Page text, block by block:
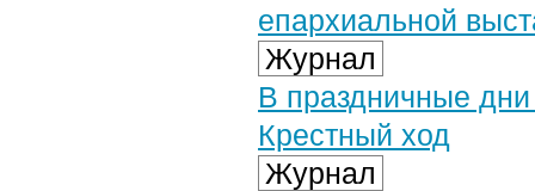
епархиальной
Журнал
В праздничные
Крестный ход
Журнал